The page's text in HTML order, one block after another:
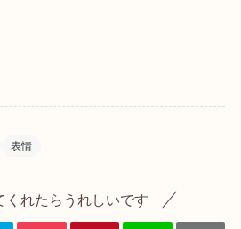
表情
くれたらうれしいです